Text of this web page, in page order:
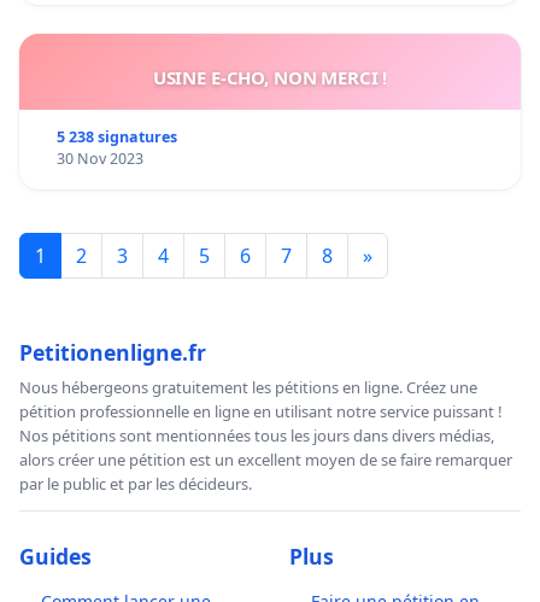
USINE E-CHO, NON MERCI !
5 238 signatures
30 Nov 2023
1 2 3 4 5 6 7 8 »
Petitionenligne.fr
Nous hébergeons gratuitement les pétitions en ligne. Créez une
pétition professionnelle en ligne en utilisant notre service puissant !
Nos pétitions sont mentionnées tous les jours dans divers médias,
alors créer une pétition est un excellent moyen de se faire remarquer
par le public et par les décideurs.
Guides Plus